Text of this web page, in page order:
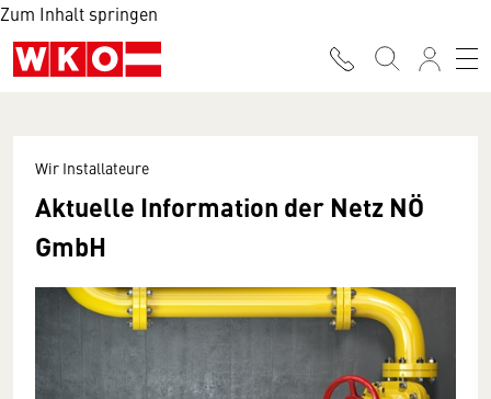
Zum Inhalt springen
Wir Installateure
Aktuelle Information der Netz NÖ
GmbH